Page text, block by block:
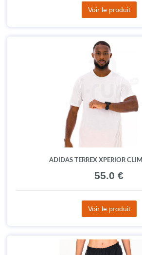
Voir le produit
ADIDAS TERREX XPERIOR
55.0 €
Voir le produit